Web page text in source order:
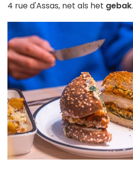
4 rue d'Assas, net als het gebak.